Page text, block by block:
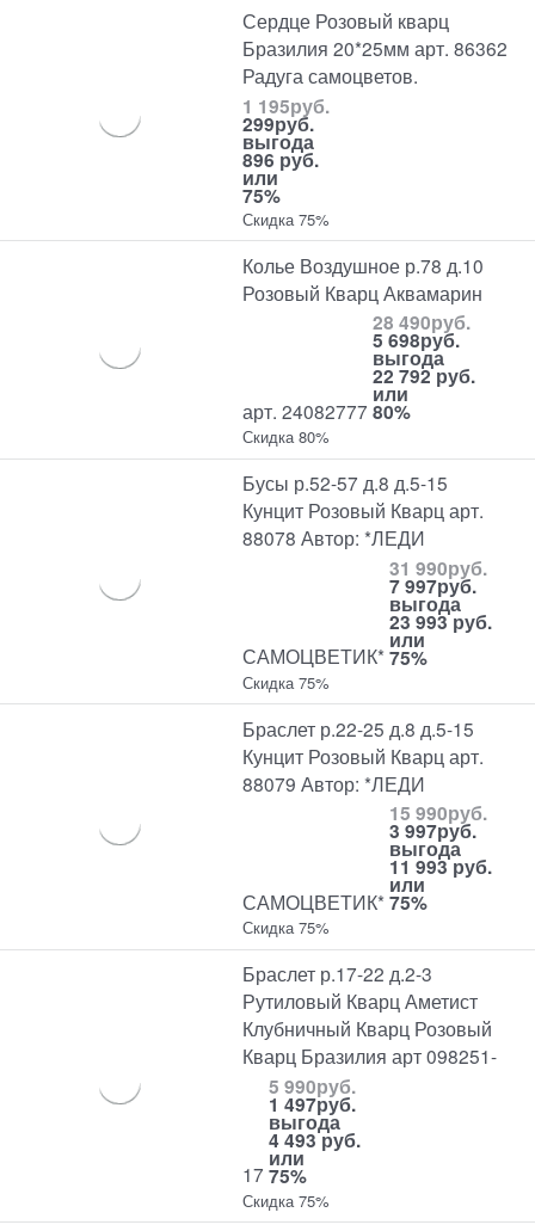
Сердце Розовый кварц
Бразилия 20*25мм арт. 86362
Радуга самоцветов.
1 195руб.
299руб.
выгода
896 руб.
или
75%
Скидка 75%
Колье Воздушное р.78 д.10
Розовый Кварц Аквамарин
арт. 24082777
28 490руб.
5 698руб.
выгода
22 792 руб.
или
80%
Скидка 80%
Бусы р.52-57 д.8 д.5-15
Кунцит Розовый Кварц арт.
88078 Автор: *ЛЕДИ
САМОЦВЕТИК*
31 990руб.
7 997руб.
выгода
23 993 руб.
или
75%
Скидка 75%
Браслет р.22-25 д.8 д.5-15
Кунцит Розовый Кварц арт.
88079 Автор: *ЛЕДИ
САМОЦВЕТИК*
15 990руб.
3 997руб.
выгода
11 993 руб.
или
75%
Скидка 75%
Браслет р.17-22 д.2-3
Рутиловый Кварц Аметист
Клубничный Кварц Розовый
Кварц Бразилия арт 098251-
17
5 990руб.
1 497руб.
выгода
4 493 руб.
или
75%
Скидка 75%